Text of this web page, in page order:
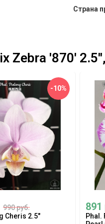
Страна
Zebra '870'
-10%
990 руб.
Cheris 2.5"
891
Phal.